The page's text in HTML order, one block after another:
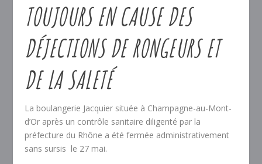
TOUJOURS EN CAUSE DES
DÉJECTIONS DE RONGEURS ET
DE LA SALETÉ
La boulangerie Jacquier située à Champagne-au-Mont-
d’Or après un contrôle sanitaire diligenté par la
préfecture du Rhône a été fermée administrativement
sans sursis le 27 mai.